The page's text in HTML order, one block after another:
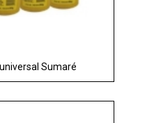
Sumaré